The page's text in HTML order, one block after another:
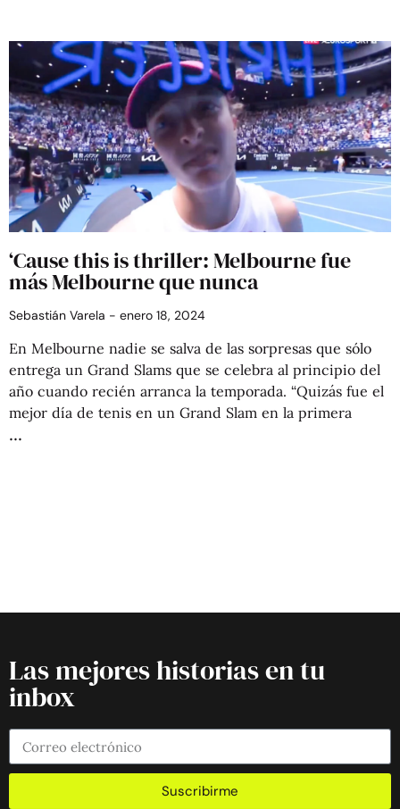
‘Cause this is thriller: Melbourne fue
más Melbourne que nunca
Sebastián Varela enero 18, 2024
En Melbourne nadie se salva de las sorpresas que sólo
entrega un Grand Slams que se celebra al principio del
año cuando recién arranca la temporada. “Quizás fue el
mejor día de tenis en un Grand Slam en la primera
Las mejores historias en tu
inbox
Suscribirme